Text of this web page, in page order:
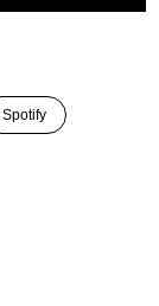
Spotify